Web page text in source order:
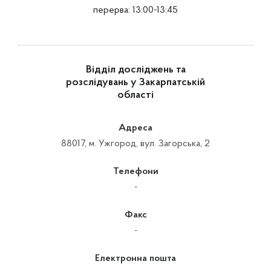
перерва: 13:00-13:45
Відділ досліджень та
розслідувань у Закарпатській
області
Адреса
88017, м. Ужгород, вул. Загорська, 2
Телефони
-
Факс
-
Електронна пошта